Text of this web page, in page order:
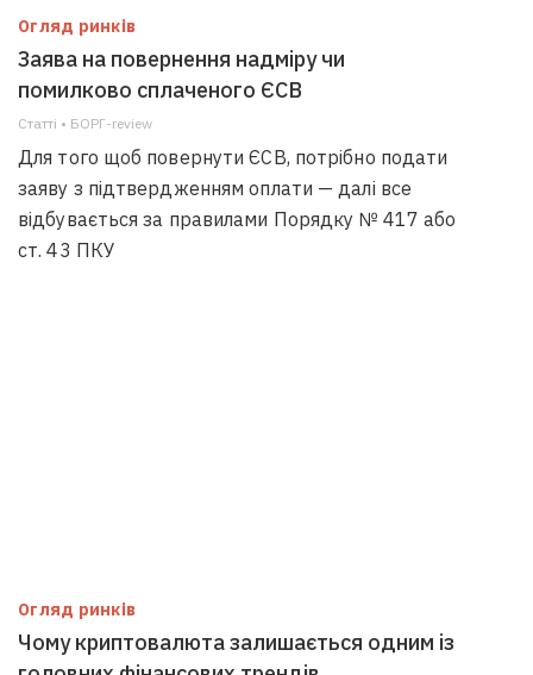
Огляд ринків
Заява на повернення надміру чи
помилково сплаченого ЄСВ
Статті • БОРГ-review
Для того щоб повернути ЄСВ, потрібно подати
заяву з підтвердженням оплати — далі все
відбувається за правилами Порядку № 417 або
ст. 43 ПКУ
Огляд ринків
Чому криптовалюта залишається одним із